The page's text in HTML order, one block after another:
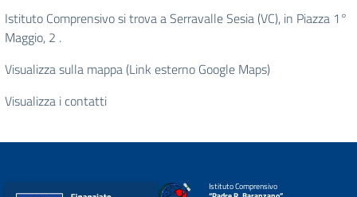
Istituto Comprensivo si trova a Serravalle Sesia (VC), in Piazza 1°
Maggio, 2 .
Visualizza sulla mappa (Link esterno Google Maps)
Visualizza i contatti
Istituto Comprensivo